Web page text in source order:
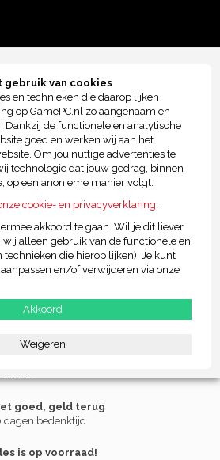
gebruik van cookies
en technieken die daarop lijken
op GamePC.nl zo aangenaam en
Dankzij de functionele en analytische
goed en werken wij aan het
Om jou nuttige advertenties te
technologie dat jouw gedrag, binnen
op een anonieme manier volgt.
cookie- en privacyverklaring.
akkoord te gaan. Wil je dit liever
wij alleen gebruik van de functionele en
technieken die hierop lijken). Je kunt
en/of verwijderen via onze
Akkoord
Weigeren
?
voordelen
voordelen van GamePc.nl
van de Benelux!
21 jaar de beste kwaliteit
betalen
snel
goed, geld terug
dagen bedenktijd
is op voorraad!